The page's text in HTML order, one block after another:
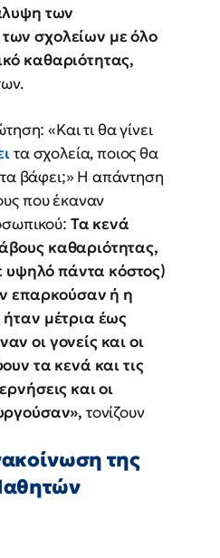
των
σχολείων με όλο
καθαριότητας,
«Και τι θα γίνει
τα σχολεία, ποιος θα
τα βάφει;» Η απάντηση
που έκαναν
Τα κενά
καθαριότητας,
υψηλό πάντα κόστος)
επαρκούσαν ή η
μέτρια έως
οι γονείς και οι
τα κενά και τις
και οι
τονίζουν
της